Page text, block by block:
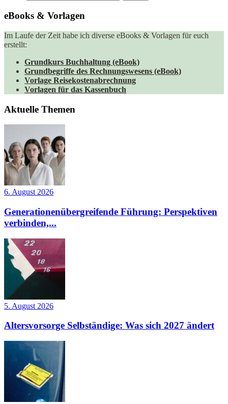
eBooks & Vorlagen
Im Laufe der Zeit habe ich diverse eBooks & Vorlagen für euch
erstellt:
Grundkurs Buchhaltung (eBook)
Grundbegriffe des Rechnungswesens (eBook)
Vorlage Reisekostenabrechnung
Vorlagen für das Kassenbuch
Aktuelle Themen
6. August 2026
Generationenübergreifende Führung: Perspektiven
verbinden,...
5. August 2026
Altersvorsorge Selbständige: Was sich 2027 ändert